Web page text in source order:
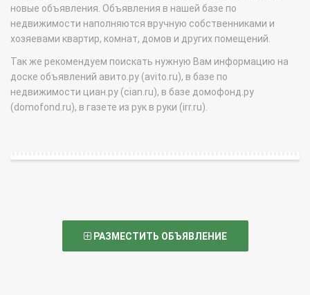
новые объявления. Объявления в нашей базе по
недвижимости наполняются вручную собственниками и
хозяевами квартир, комнат, домов и других помещений.
Так же рекомендуем поискать нужную Вам информацию на
доске объявлений авито.ру (avito.ru), в базе по
недвижимости циан.ру (cian.ru), в базе домофонд.ру
(domofond.ru), в газете из рук в руки (irr.ru).
РАЗМЕСТИТЬ ОБЪЯВЛЕНИЕ